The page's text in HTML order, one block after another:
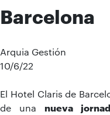
Barcelona
Arquia Gestión
10/6/22
El Hotel Claris de
de una
nueva